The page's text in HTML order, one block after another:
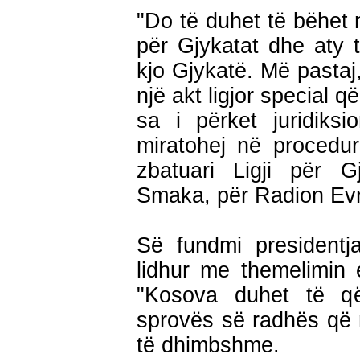
"Do të duhet të bëhet
për Gjykatat dhe aty
kjo Gjykatë. Më
një akt ligjor special
sa i përket
miratohej në
zbatuari Ligji për
Smaka, për Radion
Së fundmi
lidhur me
"Kosova duhet të
sprovës së radhës
të dhimbshme.